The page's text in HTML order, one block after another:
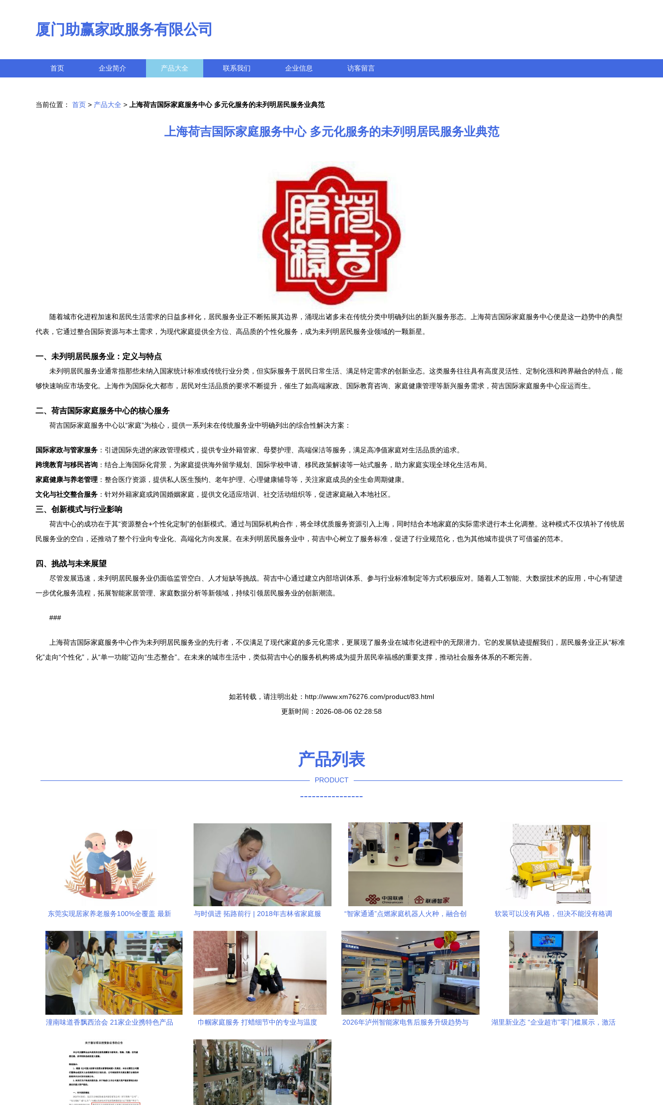
厦门助赢家政服务有限公司
首页 企业简介 产品大全 联系我们 企业信息 访客留言
当前位置： 首页 > 产品大全 > 上海荷吉国际家庭服务中心 多元化服务的未列明居民服务业典范
上海荷吉国际家庭服务中心 多元化服务的未列明居民服务业典范
随着城市化进程加速和居民生活需求的日益多样化，居民服务业正不断拓展其边界，涌现出诸多未在传统分类中明确列出的新兴服务形态。上海荷吉国际家庭服务中心便是这一趋势中的典型
代表，它通过整合国际资源与本土需求，为现代家庭提供全方位、高品质的个性化服务，成为未列明居民服务业领域的一颗新星。
一、未列明居民服务业：定义与特点
未列明居民服务业通常指那些未纳入国家统计标准或传统行业分类，但实际服务于居民日常生活、满足特定需求的创新业态。这类服务往往具有高度灵活性、定制化强和跨界融合的特点，能
够快速响应市场变化。上海作为国际化大都市，居民对生活品质的要求不断提升，催生了如高端家政、国际教育咨询、家庭健康管理等新兴服务需求，荷吉国际家庭服务中心应运而生。
二、荷吉国际家庭服务中心的核心服务
荷吉国际家庭服务中心以“家庭”为核心，提供一系列未在传统服务业中明确列出的综合性解决方案：
国际家政与管家服务 ：引进国际先进的家政管理模式，提供专业外籍管家、母婴护理、高端保洁等服务，满足高净值家庭对生活品质的追求。
跨境教育与移民咨询 ：结合上海国际化背景，为家庭提供海外留学规划、国际学校申请、移民政策解读等一站式服务，助力家庭实现全球化生活布局。
家庭健康与养老管理 ：整合医疗资源，提供私人医生预约、老年护理、心理健康辅导等，关注家庭成员的全生命周期健康。
文化与社交整合服务 ：针对外籍家庭或跨国婚姻家庭，提供文化适应培训、社交活动组织等，促进家庭融入本地社区。
三、创新模式与行业影响
荷吉中心的成功在于其“资源整合+个性化定制”的创新模式。通过与国际机构合作，将全球优质服务资源引入上海，同时结合本地家庭的实际需求进行本土化调整。这种模式不仅填补了传统居
民服务业的空白，还推动了整个行业向专业化、高端化方向发展。在未列明居民服务业中，荷吉中心树立了服务标准，促进了行业规范化，也为其他城市提供了可借鉴的范本。
四、挑战与未来展望
尽管发展迅速，未列明居民服务业仍面临监管空白、人才短缺等挑战。荷吉中心通过建立内部培训体系、参与行业标准制定等方式积极应对。随着人工智能、大数据技术的应用，中心有望进
一步优化服务流程，拓展智能家居管理、家庭数据分析等新领域，持续引领居民服务业的创新潮流。
###
上海荷吉国际家庭服务中心作为未列明居民服务业的先行者，不仅满足了现代家庭的多元化需求，更展现了服务业在城市化进程中的无限潜力。它的发展轨迹提醒我们，居民服务业正从“标准
化”走向“个性化”，从“单一功能”迈向“生态整合”。在未来的城市生活中，类似荷吉中心的服务机构将成为提升居民幸福感的重要支撑，推动社会服务体系的不断完善。
如若转载，请注明出处：http://www.xm76276.com/product/83.html
更新时间：2026-08-06 02:28:58
产品列表
PRODUCT
----------------
东莞实现居家养老服务100%全覆盖 最新
福”
与时俱进 拓路前行 | 2018年吉林省家庭服
“智家通通”点燃家庭机器人火种，融合创
软装可以没有风格，但决不能没有格调
潼南味道香飘西洽会 21家企业携特色产品
巾帼家庭服务 打蜡细节中的专业与温度
2026年泸州智能家电售后服务升级趋势与
湖里新业态 “企业超市”零门槛展示，激活